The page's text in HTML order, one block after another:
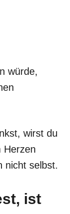
würde,
wirst du
Herzen
nicht selbst.
ist